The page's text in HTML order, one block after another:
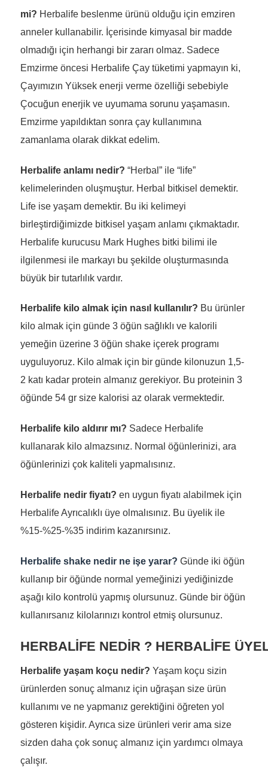
mi? Herbalife beslenme ürünü olduğu için emziren
anneler kullanabilir. İçerisinde kimyasal bir madde
olmadığı için herhangi bir zararı olmaz. Sadece
Emzirme öncesi Herbalife Çay tüketimi yapmayın ki,
Çayımızın Yüksek enerji verme özelliği sebebiyle
Çocuğun enerjik ve uyumama sorunu yaşamasın.
Emzirme yapıldıktan sonra çay kullanımına
zamanlama olarak dikkat edelim.
Herbalife anlamı nedir? “Herbal” ile “life”
kelimelerinden oluşmuştur. Herbal bitkisel demektir.
Life ise yaşam demektir. Bu iki kelimeyi
birleştirdiğimizde bitkisel yaşam anlamı çıkmaktadır.
Herbalife kurucusu Mark Hughes bitki bilimi ile
ilgilenmesi ile markayı bu şekilde oluşturmasında
büyük bir tutarlılık vardır.
Herbalife kilo almak için nasıl kullanılır? Bu ürünler
kilo almak için günde 3 öğün sağlıklı ve kalorili
yemeğin üzerine 3 öğün shake içerek programı
uyguluyoruz. Kilo almak için bir günde kilonuzun 1,5-
2 katı kadar protein almanız gerekiyor. Bu proteinin 3
öğünde 54 gr size kalorisi az olarak vermektedir.
Herbalife kilo aldırır mı? Sadece Herbalife
kullanarak kilo almazsınız. Normal öğünlerinizi, ara
öğünlerinizi çok kaliteli yapmalısınız.
Herbalife nedir fiyatı? en uygun fiyatı alabilmek için
Herbalife Ayrıcalıklı üye olmalısınız. Bu üyelik ile
%15-%25-%35 indirim kazanırsınız.
Herbalife shake nedir ne işe yarar? Günde iki öğün
kullanıp bir öğünde normal yemeğinizi yediğinizde
aşağı kilo kontrolü yapmış olursunuz. Günde bir öğün
kullanırsanız kilolarınızı kontrol etmiş olursunuz.
HERBALİFE NEDİR ? HERBALİFE
Herbalife yaşam koçu nedir? Yaşam koçu sizin
ürünlerden sonuç almanız için uğraşan size ürün
kullanımı ve ne yapmanız gerektiğini öğreten yol
gösteren kişidir. Ayrıca size ürünleri verir ama size
sizden daha çok sonuç almanız için yardımcı olmaya
çalışır.